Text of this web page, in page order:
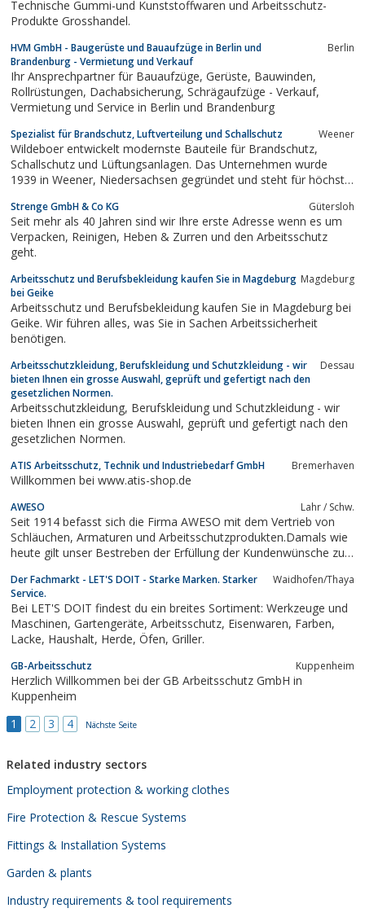
Technische Gummi-und Kunststoffwaren und Arbeitsschutz-
Produkte Grosshandel.
HVM GmbH - Baugerüste und Bauaufzüge in Berlin und
Brandenburg - Vermietung und Verkauf
Berlin
Ihr Ansprechpartner für Bauaufzüge, Gerüste, Bauwinden,
Rollrüstungen, Dachabsicherung, Schrägaufzüge - Verkauf,
Vermietung und Service in Berlin und Brandenburg
Spezialist für Brandschutz, Luftverteilung und Schallschutz Weener
Wildeboer entwickelt modernste Bauteile für Brandschutz,
Schallschutz und Lüftungsanlagen. Das Unternehmen wurde
1939 in Weener, Niedersachsen gegründet und steht für höchste
Strenge GmbH & Co KG Gütersloh
Seit mehr als 40 Jahren sind wir Ihre erste Adresse wenn es um
Verpacken, Reinigen, Heben & Zurren und den Arbeitsschutz
geht.
Arbeitsschutz und Berufsbekleidung kaufen Sie in Magdeburg
bei Geike
Magdeburg
Arbeitsschutz und Berufsbekleidung kaufen Sie in Magdeburg bei
Geike. Wir führen alles, was Sie in Sachen Arbeitssicherheit
benötigen.
Arbeitsschutzkleidung, Berufskleidung und Schutzkleidung - wir
bieten Ihnen ein grosse Auswahl, geprüft und gefertigt nach den
gesetzlichen Normen.
Dessau
Arbeitsschutzkleidung, Berufskleidung und Schutzkleidung - wir
bieten Ihnen ein grosse Auswahl, geprüft und gefertigt nach den
gesetzlichen Normen.
ATIS Arbeitsschutz, Technik und Industriebedarf GmbH Bremerhaven
Willkommen bei www.atis-shop.de
AWESO Lahr / Schw.
Seit 1914 befasst sich die Firma AWESO mit dem Vertrieb von
Schläuchen, Armaturen und Arbeitsschutzprodukten.Damals wie
heute gilt unser Bestreben der Erfüllung der Kundenwünsche zur
Der Fachmarkt - LET'S DOIT - Starke Marken. Starker
Service.
Waidhofen/Thaya
Bei LET'S DOIT findest du ein breites Sortiment: Werkzeuge und
Maschinen, Gartengeräte, Arbeitsschutz, Eisenwaren, Farben,
Lacke, Haushalt, Herde, Öfen, Griller.
GB-Arbeitsschutz Kuppenheim
Herzlich Willkommen bei der GB Arbeitsschutz GmbH in
Kuppenheim
1
2 3 4 Nächste Seite
Related industry sectors
Employment protection & working clothes
Fire Protection & Rescue Systems
Fittings & Installation Systems
Garden & plants
Industry requirements & tool requirements